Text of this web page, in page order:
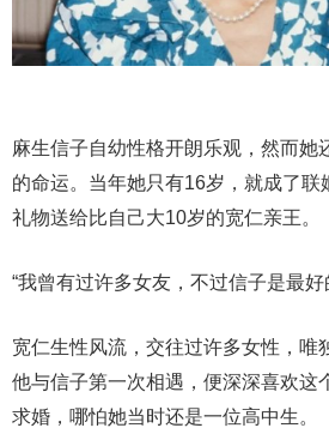
麻生信子自幼性格开朗乐观，然而她
的命运。当年她只有16岁，就成了联
礼物送给比自己大10岁的宽仁亲王。
“我曾有过许多女友，不过信子是最好
宽仁生性风流，交往过许多女性，唯
他与信子第一次相遇，便深深喜欢这
求婚，哪怕她当时还是一位高中生。